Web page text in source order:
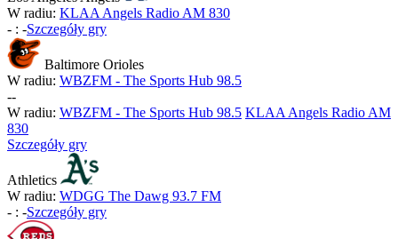
W radiu: KLAA Angels Radio AM 830
- : -Szczegóły gry
Baltimore Orioles
W radiu: WBZFM - The Sports Hub 98.5
--
W radiu: WBZFM - The Sports Hub 98.5 KLAA Angels Radio AM
830
Szczegóły gry
Athletics
W radiu: WDGG The Dawg 93.7 FM
- : -Szczegóły gry